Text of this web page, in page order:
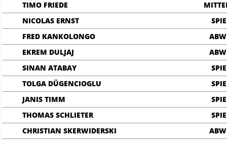
TIMO FRIEDE
NICOLAS ERNST
FRED KANKOLONGO
EKREM DULJAJ
SINAN ATABAY
TOLGA DÜGENCIOGLU
JANIS TIMM
THOMAS SCHLIETER
CHRISTIAN SKERWIDERSKI